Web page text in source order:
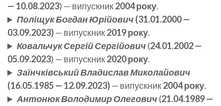
— 10.08.2023) — випускник2004 року.
Поліщук Богдан Юрійович (31.01.2000 —
03.09.2023)— випускник2019 року.
Ковальчук Сергій Сергійович (24.01.2002 —
05.09.2023) — випускник2020 року.
Заїнчківський Владислав Миколайович
(16.05.1985 — 12.09.2023)— випускник2004 року.
Антонюк Володимир Олегович (21.04.1989 —